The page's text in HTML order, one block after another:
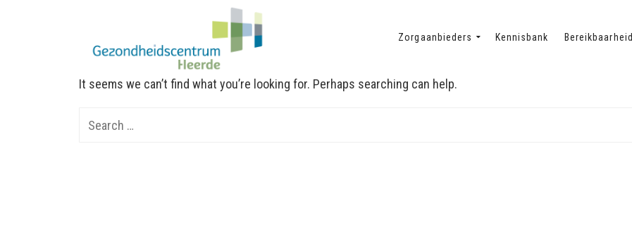
Zorgaanbieders Kennisbank Bereikbaarheid
It seems we can’t find what you’re looking for. Perhaps searching can help.
for: